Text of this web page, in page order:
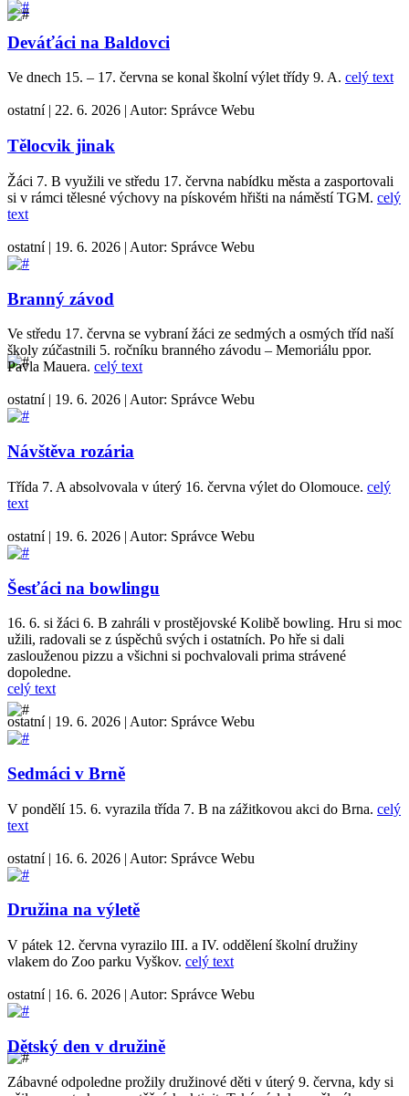
Deváťáci na Baldovci
Ve dnech 15. – 17. června se konal školní výlet třídy 9. A. celý text
ostatní 22. 6. 2026 Autor: Správce Webu
Tělocvik jinak
Žáci 7. B využili ve středu 17. června nabídku města a zasportovali
si v rámci tělesné výchovy na pískovém hřišti na náměstí TGM. celý
text
ostatní | 19. 6. 2026 | Autor: Správce Webu
Branný závod
Ve středu 17. června se vybraní žáci ze sedmých a osmých tříd naší
školy zúčastnili 5. ročníku branného závodu – Memoriálu ppor.
Pavla Mauera. celý text
ostatní | 19. 6. 2026 | Autor: Správce Webu
Návštěva rozária
Třída 7. A absolvovala v úterý 16. června výlet do Olomouce. celý
text
ostatní | 19. 6. 2026 | Autor: Správce Webu
Šesťáci na bowlingu
16. 6. si žáci 6. B zahráli v prostějovské Kolibě bowling. Hru si moc
užili, radovali se z úspěchů svých i ostatních. Po hře si dali
zaslouženou pizzu a všichni si pochvalovali prima strávené
dopoledne.
celý text
ostatní | 19. 6. 2026 | Autor: Správce Webu
Sedmáci v Brně
V pondělí 15. 6. vyrazila třída 7. B na zážitkovou akci do Brna. celý
text
ostatní | 16. 6. 2026 | Autor: Správce Webu
Družina na výletě
V pátek 12. června vyrazilo III. a IV. oddělení školní družiny
vlakem do Zoo parku Vyškov. celý text
ostatní | 16. 6. 2026 | Autor: Správce Webu
Dětský den v družině
Zábavné odpoledne prožily družinové děti v úterý 9. června, kdy si